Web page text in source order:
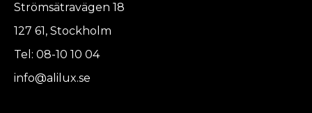
Strömsätravägen 18
127 61, Stockholm
Tel: 08-10 10 04
info@alilux.se